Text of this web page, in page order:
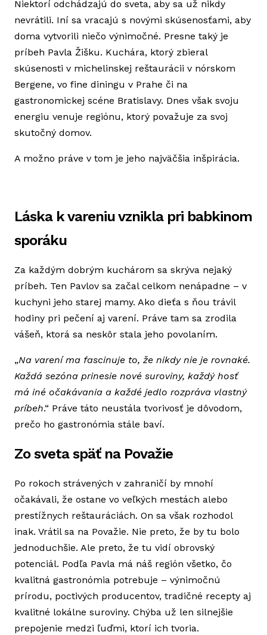
Niektorí odchádzajú do sveta, aby sa už nikdy
nevrátili. Iní sa vracajú s novými skúsenosťami, aby
doma vytvorili niečo výnimočné. Presne taký je
príbeh Pavla Žišku. Kuchára, ktorý zbieral
skúsenosti v michelinskej reštaurácii v nórskom
Bergene, vo fine diningu v Prahe či na
gastronomickej scéne Bratislavy. Dnes však svoju
energiu venuje regiónu, ktorý považuje za svoj
skutočný domov.
A možno práve v tom je jeho najväčšia inšpirácia.
Láska k vareniu vznikla pri babkinom
sporáku
Za každým dobrým kuchárom sa skrýva nejaký
príbeh. Ten Pavlov sa začal celkom nenápadne – v
kuchyni jeho starej mamy. Ako dieťa s ňou trávil
hodiny pri pečení aj varení. Práve tam sa zrodila
vášeň, ktorá sa neskôr stala jeho povolaním.
„Na varení ma fascinuje to, že nikdy nie je rovnaké.
Každá sezóna prinesie nové suroviny, každý hosť
má iné očakávania a každé jedlo rozpráva vlastný
príbeh.“ Práve táto neustála tvorivosť je dôvodom,
prečo ho gastronómia stále baví.
Zo sveta späť na Považie
Po rokoch strávených v zahraničí by mnohí
očakávali, že ostane vo veľkých mestách alebo
prestížnych reštauráciách. On sa však rozhodol
inak. Vrátil sa na Považie. Nie preto, že by tu bolo
jednoduchšie. Ale preto, že tu vidí obrovský
potenciál. Podľa Pavla má náš región všetko, čo
kvalitná gastronómia potrebuje – výnimočnú
prírodu, poctivých producentov, tradičné recepty aj
kvalitné lokálne suroviny. Chýba už len silnejšie
prepojenie medzi ľuďmi, ktorí ich tvoria.